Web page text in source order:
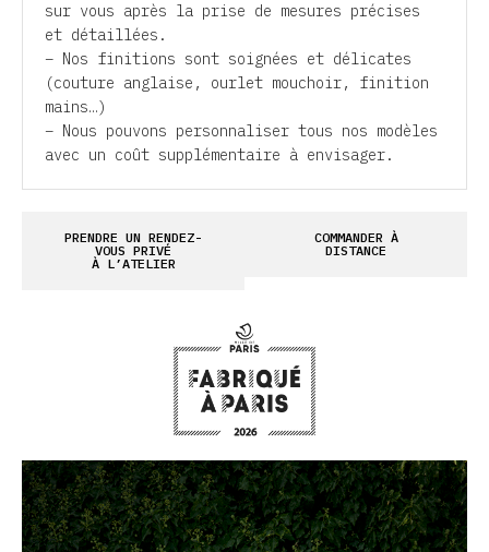
sur vous après la prise de mesures précises
et détaillées.
– Nos finitions sont soignées et délicates
(couture anglaise, ourlet mouchoir, finition
mains…)
– Nous pouvons personnaliser tous nos modèles
avec un coût supplémentaire à envisager.
PRENDRE UN RENDEZ-
VOUS PRIVÉ
À L’ATELIER
COMMANDER À
DISTANCE